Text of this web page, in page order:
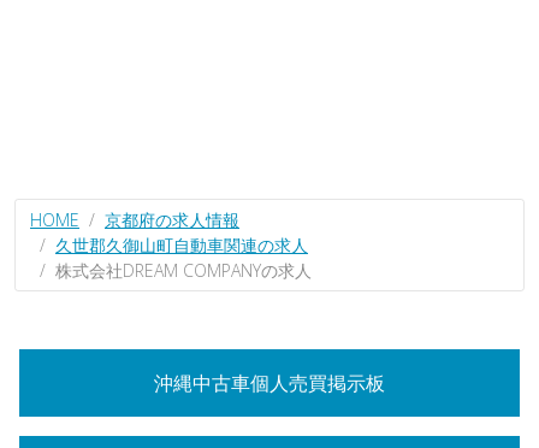
HOME
京都府の求人情報
久世郡久御山町自動車関連の求人
株式会社DREAM COMPANYの求人
沖縄中古車個人売買掲示板